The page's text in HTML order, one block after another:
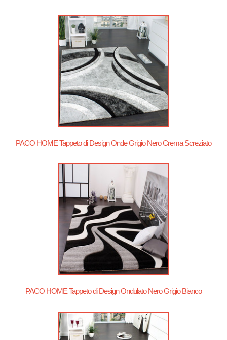
PACO HOME Tappeto di Design Onde Grigio Nero Crema Screziato
PACO HOME Tappeto di Design Ondulato Nero Grigio Bianco